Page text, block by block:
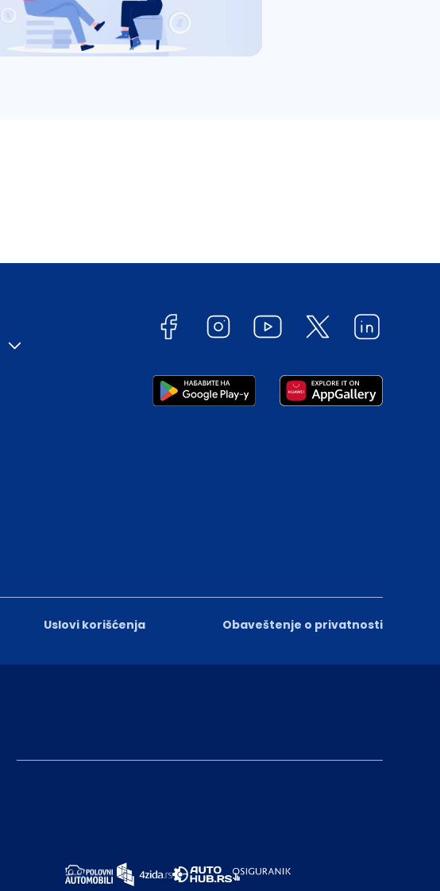
Uslovi korišćenja Obaveštenje o privatnosti